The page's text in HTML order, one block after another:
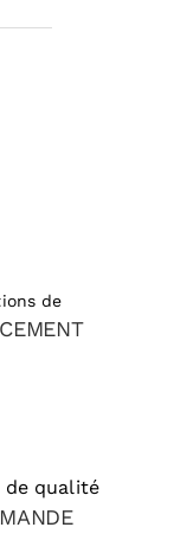
de
de qualité